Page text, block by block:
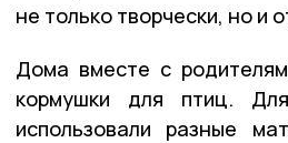
не только творчески, но и
Дома вместе с
кормушки для птиц.
использовали разные